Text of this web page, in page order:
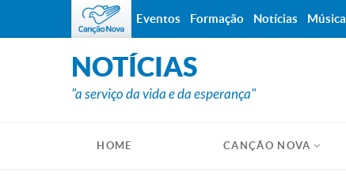
NOTÍCIAS
"a serviço da vida e da esperança"
HOME CANÇÃO NOVA
Eventos Formação Notícias Música